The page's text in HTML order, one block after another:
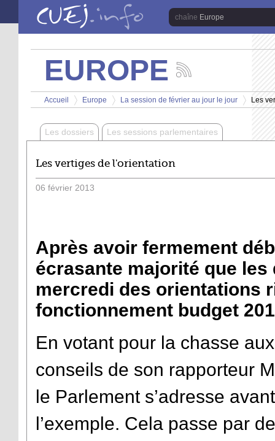
Aller au contenu principal
Europe
EUROPE
les
actualités
de
chaîne
Europe
Vous êtes ici
Accueil
>
Europe
>
La session de février au jour le jour
>
Les
Les dossiers Les sessions parlementaires
Les vertiges de l'orientation
06 février 2013
Après avoir fermement
écrasante majorité que
mercredi des orientations
fonctionnement budget
En votant pour la chasse
conseils de son rapporteur
le Parlement s’adresse
l’exemple. Cela passe par